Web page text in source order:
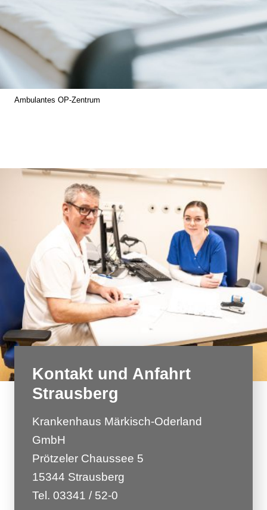
Ambulantes OP-Zentrum
Kontakt und Anfahrt
Strausberg
Krankenhaus Märkisch-Oderland
GmbH
Prötzeler Chaussee 5
15344 Strausberg
Tel. 03341 / 52-0